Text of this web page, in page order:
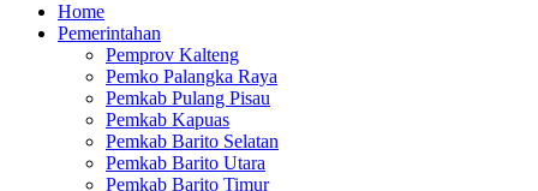
Home
Pemerintahan
Pemprov Kalteng
Pemko Palangka Raya
Pemkab Pulang Pisau
Pemkab Kapuas
Pemkab Barito Selatan
Pemkab Barito Utara
Pemkab Barito Timur